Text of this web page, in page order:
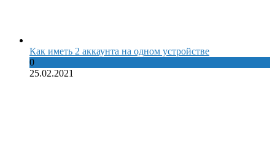
Как иметь 2 аккаунта на одном устройстве
0
25.02.2021